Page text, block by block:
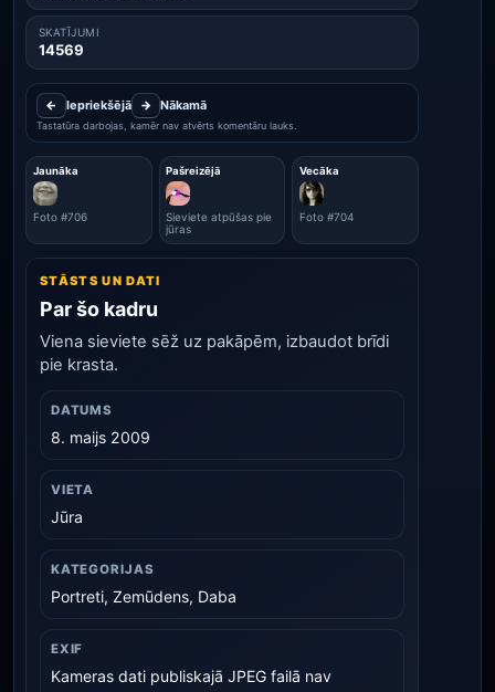
SKATĪJUMI
14569
← Iepriekšējā → Nākamā
Tastatūra darbojas, kamēr nav atvērts komentāru lauks.
Jaunāka
Foto #706
Pašreizējā
Sieviete atpūšas pie
jūras
Vecāka
Foto #704
STĀSTS UN DATI
Par šo kadru
Viena sieviete sēž uz pakāpēm, izbaudot brīdi
pie krasta.
DATUMS
8. maijs 2009
VIETA
Jūra
KATEGORIJAS
Portreti, Zemūdens, Daba
EXIF
Kameras dati publiskajā JPEG failā nav